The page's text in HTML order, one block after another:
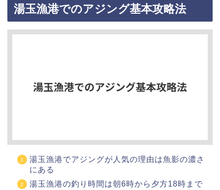
湯玉漁港でのアジング基本攻略法
湯玉漁港でアジングが人気の理由は魚影の濃さ
にある
湯玉漁港の釣り時間は朝6時から夕方18時まで